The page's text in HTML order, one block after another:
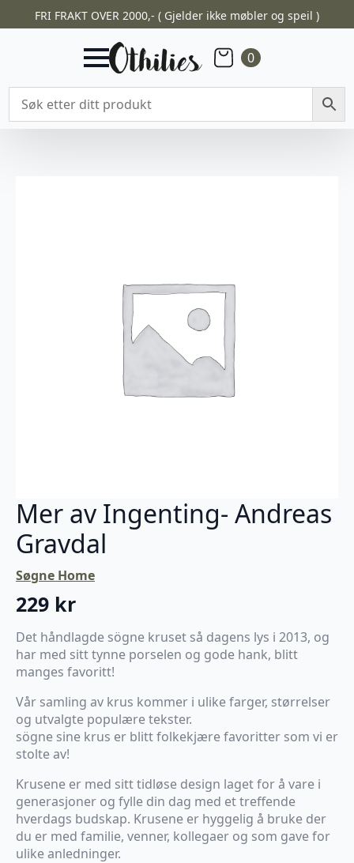
FRI FRAKT OVER 2000,- ( Gjelder ikke møbler og speil )
0
Mer av Ingenting- Andreas
Gravdal
Søgne Home
229 kr
Det håndlagde sögne kruset så dagens lys i 2013, og
har med sitt tynne porselen og gode hank, blitt
manges favoritt!
Vår samling av krus kommer i ulike farger, størrelser
og utvalgte populære tekster.
sögne sine krus er blitt folkekjære favoritter som vi er
stolte av!
Krusene er med sitt tidløse design laget for å vare i
generasjoner og fylle din dag med et treffende
hverdags budskap. Krusene er hyggelig å bruke der
du er med familie, venner, kollegaer og som gave for
ulike anledninger.